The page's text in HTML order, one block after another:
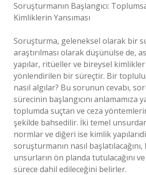
Soruşturmanın Başlangıcı:
Kimliklerin Yansıması
Soruşturma, geleneksel olarak bir
araştırılması olarak düşünülse de,
yapılar, ritüeller ve bireysel
yönlendirilen bir süreçtir. Bir
nasıl algılar? Bu sorunun cevabı,
sürecinin başlangıcını anlamamıza
toplumda suçtan ve ceza
şekilde bahsedilir. İki temel
normlar ve diğeri ise kimlik
soruşturmanın nasıl
unsurların ön planda tutulacağını
sürece dahil edileceğini belirler.